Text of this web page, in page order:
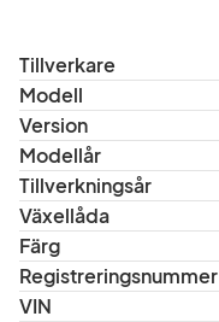
Tillverkare
Modell
Version
Modellår
Tillverkningsår
Växellåda
Färg
Registreringsnummer
VIN